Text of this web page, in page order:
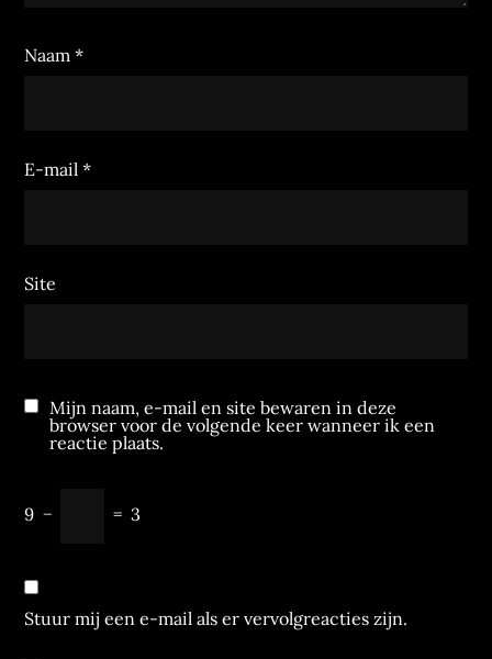
Naam*
E-mail*
Site
Mijn naam, e-mail en site bewaren in deze
browser voor de volgende keer wanneer ik een
reactie plaats.
9 − = 3
Stuur mij een e-mail als er vervolgreacties zijn.